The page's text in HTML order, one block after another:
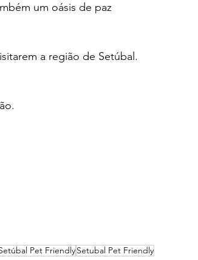
um oásis de paz
a região de Setúbal.
Pet FriendlySetubal Pet Friendly